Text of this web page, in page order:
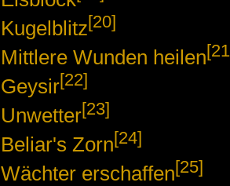
Kugelblitz[20]
Mittlere Wunden heilen
Geysir[22]
Unwetter[23]
Beliar's Zorn[24]
Wächter erschaffen[25]